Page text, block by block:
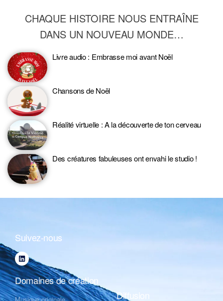
CHAQUE HISTOIRE NOUS ENTRAÎNE
DANS UN NOUVEAU MONDE…
Livre audio : Embrasse moi avant Noël
Chansons de Noël
Réalité virtuelle : A la découverte de ton cerveau
Des créatures fabuleuses ont envahi le studio !
Suivez-nous
Domaines de création
Diffusion